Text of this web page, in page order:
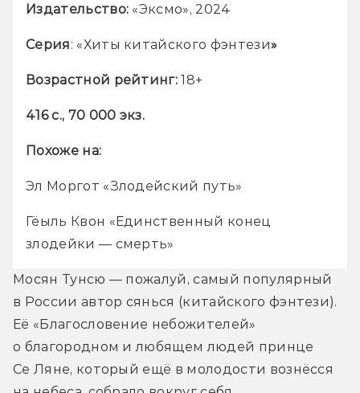
Издательство: «Эксмо», 2024
Серия: «Хиты китайского фэнтези»
Возрастной рейтинг: 18+
416 с., 70 000 экз.
Похоже на:
Эл Моргот «Злодейский путь»
Гёыль Квон «Единственный конец
злодейки — смерть»
Мосян Тунсю — пожалуй, самый популярный
в России автор сянься (китайского фэнтези).
Её «Благословение небожителей»
о благородном и любящем людей принце
Се Ляне, который ещё в молодости вознёсся